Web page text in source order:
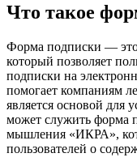
Что такое
Форма подписки — это
который позволяет
подписки на
помогает компаниям
является основой для
может служить форма
мышления «ИКРА»,
пользователей о